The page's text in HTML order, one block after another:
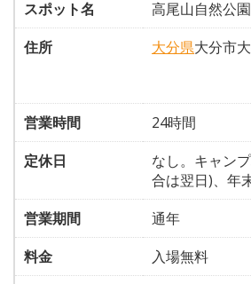
スポット名
高尾山自然公園
住所
大分県大分市
営業時間
24時間
定休日
なし。キャン
合は翌日)、年
営業期間
通年
料金
入場無料